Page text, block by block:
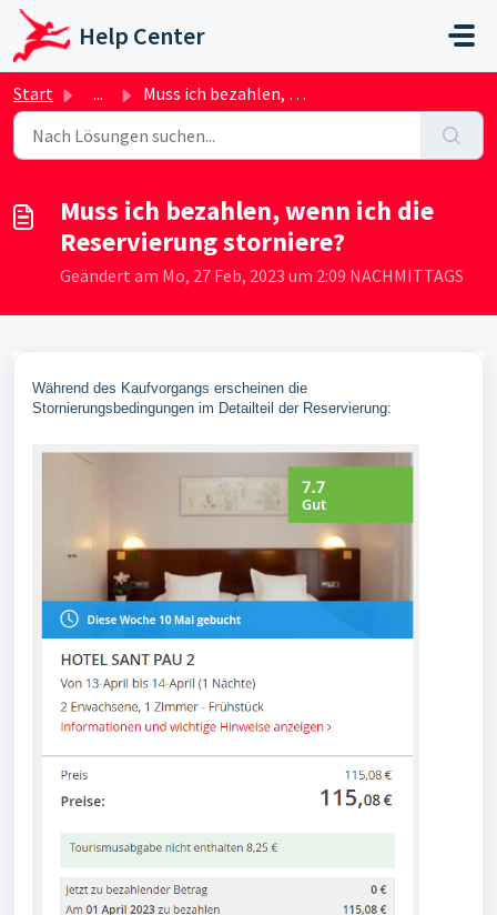
Zum hauptsächlichen Inhalt gehen
Help Center
Start ... Muss ich bezahlen, wenn ich die Reservierung storniere?
Muss ich bezahlen, wenn ich die
Reservierung storniere?
Geändert am Mo, 27 Feb, 2023 um 2:09 NACHMITTAGS
Während des Kaufvorgangs erscheinen die
Stornierungsbedingungen im Detailteil der Reservierung: